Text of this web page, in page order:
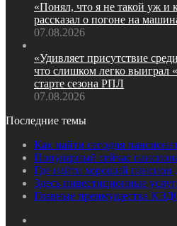
«Понял, что я не такой уж и
рассказал о погоне на
07.08.2026
«Удивляет присутствие
что слишком легко выиграл
старте сезона РПЛ
07.08.2026
Последние темы
Как найти сегодня
Популярный сейчас
Где найти хороший
Здесь инвестиционные
Главные преимущества